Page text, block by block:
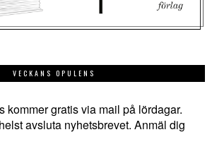
VECKANS OPULENS
kommer gratis via mail på lördagar.
avsluta nyhetsbrevet. Anmäl dig